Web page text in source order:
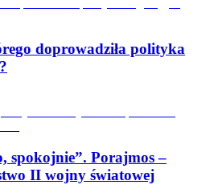
doprowadziła polityka
spokojnie”. Porajmos –
II wojny światowej